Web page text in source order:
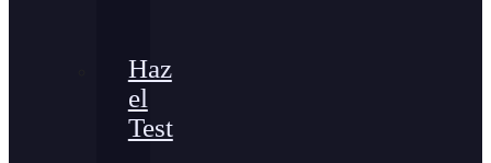
Haz
el
Test